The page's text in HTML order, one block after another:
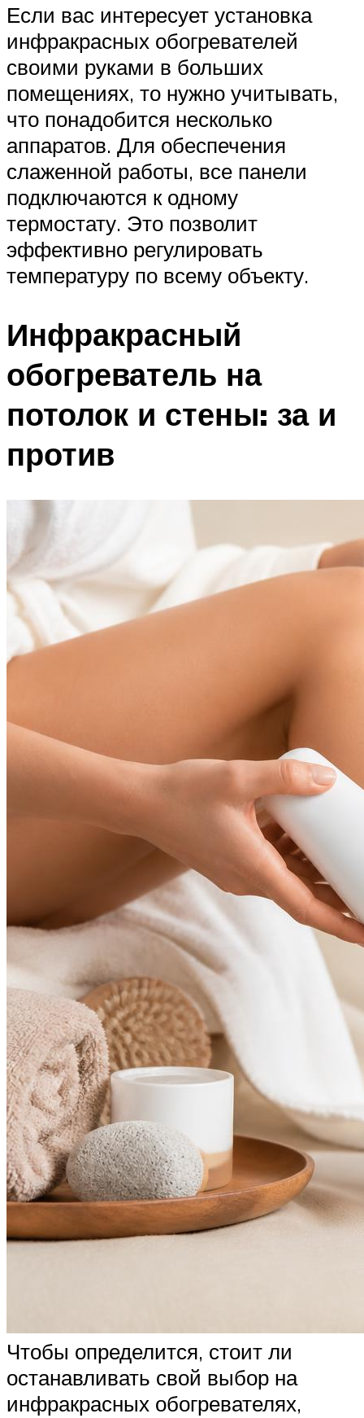
Если вас интересует установка
инфракрасных обогревателей
своими руками в больших
помещениях, то нужно учитывать,
что понадобится несколько
аппаратов. Для обеспечения
слаженной работы, все панели
подключаются к одному
термостату. Это позволит
эффективно регулировать
температуру по всему объекту.
Инфракрасный
обогреватель на
потолок и стены: за и
против
Чтобы определится, стоит ли
останавливать свой выбор на
инфракрасных обогревателях,